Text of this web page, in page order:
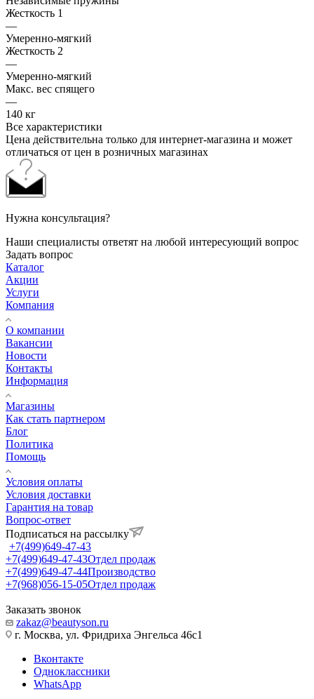
Жесткость 1
—
Умеренно-мягкий
Жесткость 2
—
Умеренно-мягкий
Макс. вес спящего
—
140 кг
Все характеристики
Цена действительна только для интернет-магазина и может
отличаться от цен в розничных магазинах
Нужна консультация?
Наши специалисты ответят на любой интересующий вопрос
Задать вопрос
Каталог
Акции
Услуги
Компания
О компании
Вакансии
Новости
Контакты
Информация
Магазины
Как стать партнером
Блог
Политика
Помощь
Условия оплаты
Условия доставки
Гарантия на товар
Вопрос-ответ
Подписаться на рассылку
+7(499)649-47-43
+7(499)649-47-43Отдел продаж
+7(499)649-47-44Производство
+7(968)056-15-05Отдел продаж
Заказать звонок
zakaz@beautyson.ru
г. Москва, ул. Фридриха Энгельса 46с1
Вконтакте
Одноклассники
WhatsApp